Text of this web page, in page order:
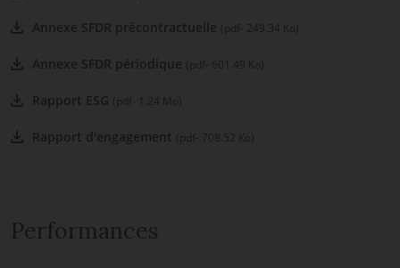
Annexe SFDR précontractuelle (pdf- 249.34 Ko)
Annexe SFDR périodique (pdf- 601.49 Ko)
Rapport ESG (pdf- 1.24 Mo)
Rapport d'engagement (pdf- 708.52 Ko)
Performances